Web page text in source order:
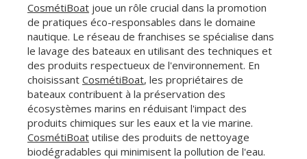
CosmétiBoat joue un rôle crucial dans la promotion
de pratiques éco-responsables dans le domaine
nautique. Le réseau de franchises se spécialise dans
le lavage des bateaux en utilisant des techniques et
des produits respectueux de l'environnement. En
choisissant CosmétiBoat, les propriétaires de
bateaux contribuent à la préservation des
écosystèmes marins en réduisant l'impact des
produits chimiques sur les eaux et la vie marine.
CosmétiBoat utilise des produits de nettoyage
biodégradables qui minimisent la pollution de l'eau.